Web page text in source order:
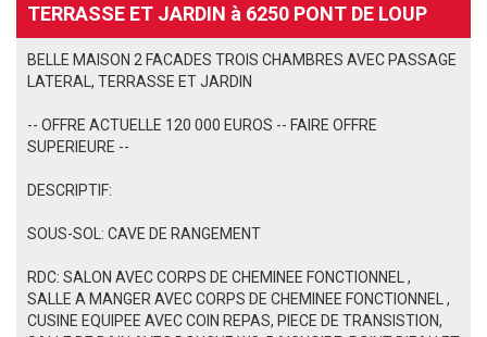
TERRASSE ET JARDIN à 6250 PONT DE LOUP
BELLE MAISON 2 FACADES TROIS CHAMBRES AVEC PASSAGE
LATERAL, TERRASSE ET JARDIN
-- OFFRE ACTUELLE 120 000 EUROS -- FAIRE OFFRE
SUPERIEURE --
DESCRIPTIF:
SOUS-SOL: CAVE DE RANGEMENT
RDC: SALON AVEC CORPS DE CHEMINEE FONCTIONNEL ,
SALLE A MANGER AVEC CORPS DE CHEMINEE FONCTIONNEL
,
CUSINE EQUIPEE AVEC COIN REPAS, PIECE DE TRANSISTION,